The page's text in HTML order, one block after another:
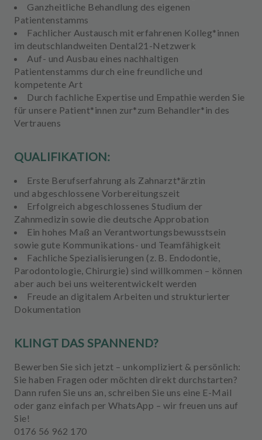
Ganzheitliche Behandlung des eigenen
Patientenstamms
Fachlicher Austausch mit erfahrenen Kolleg*innen
im deutschlandweiten Dental21-Netzwerk
Auf- und Ausbau eines nachhaltigen
Patientenstamms durch eine freundliche und
kompetente Art
Durch fachliche Expertise und Empathie werden Sie
für unsere Patient*innen zur*zum Behandler*in des
Vertrauens
QUALIFIKATION:
Erste Berufserfahrung als Zahnarzt*ärztin
und abgeschlossene Vorbereitungszeit
Erfolgreich abgeschlossenes Studium der
Zahnmedizin sowie die deutsche Approbation
Ein hohes Maß an Verantwortungsbewusstsein
sowie gute Kommunikations- und Teamfähigkeit
Fachliche Spezialisierungen (z. B. Endodontie,
Parodontologie, Chirurgie) sind willkommen – können
aber auch bei uns weiterentwickelt werden
Freude an digitalem Arbeiten und strukturierter
Dokumentation
KLINGT DAS SPANNEND?
Bewerben Sie sich jetzt – unkompliziert & persönlich:
Sie haben Fragen oder möchten direkt durchstarten?
Dann rufen Sie uns an, schreiben Sie uns eine E-Mail
oder ganz einfach per WhatsApp – wir freuen uns auf
Sie!
0176 56 962 170